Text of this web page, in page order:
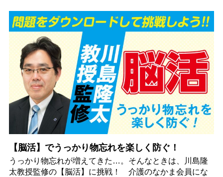
【脳活】でうっかり物忘れを楽しく防ぐ！
うっかり物忘れが増えてきた…。そんなときは、川島隆
太教授監修の【脳活】に挑戦！ 介護のなかま会員にな